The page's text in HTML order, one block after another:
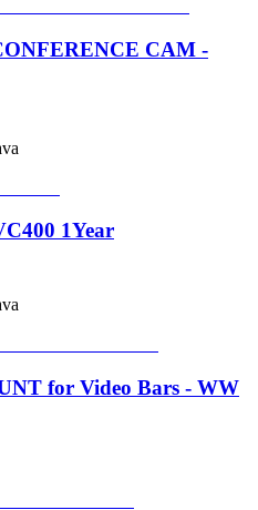
CAM -
1Year
for Video Bars - WW